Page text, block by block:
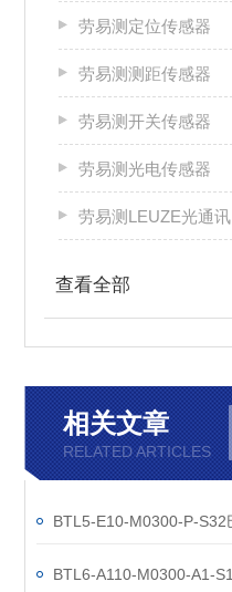
劳易测定位传感器
劳易测测距传感器
劳易测开关传感器
劳易测光电传感器
劳易测LEUZE光通讯
查看全部
相关文章
RELATED ARTICLES